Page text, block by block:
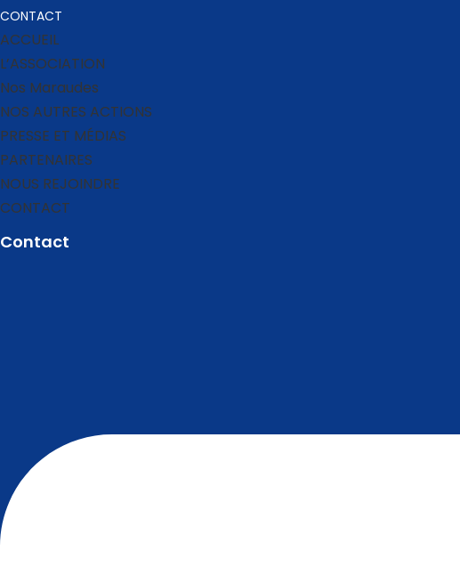
CONTACT
ACCUEIL
L’ASSOCIATION
Nos Maraudes
NOS AUTRES ACTIONS
PRESSE ET MÉDIAS
PARTENAIRES
NOUS REJOINDRE
CONTACT
Contact​